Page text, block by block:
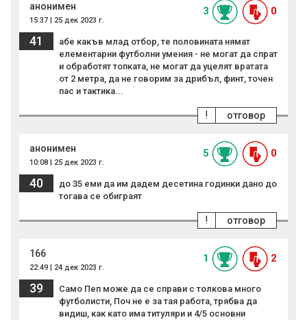
анонимен
15:37 | 25 дек 2023 г.
3 0
41
абе какъв млад отбор, те половината нямат
елементарни футболни умения - не могат да спрат
и обработят топката, не могат да уцелят вратата
от 2 метра, да не говорим за дрибъл, финт, точен
пас и тактика...
отговор
!
анонимен
10:08 | 25 дек 2023 г.
5 0
40
до 35 еми да им дадем десетина годинки дано до
тогава се обиграят
отговор
!
166
22:49 | 24 дек 2023 г.
1 2
39
Само Пеп може да се справи с толкова много
футболисти, Поч не е за тая работа, трябва да
видиш, как като има титуляри и 4/5 основни